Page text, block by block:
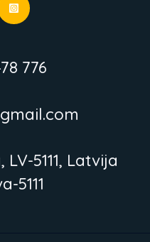
776
5111, Latvija
5111